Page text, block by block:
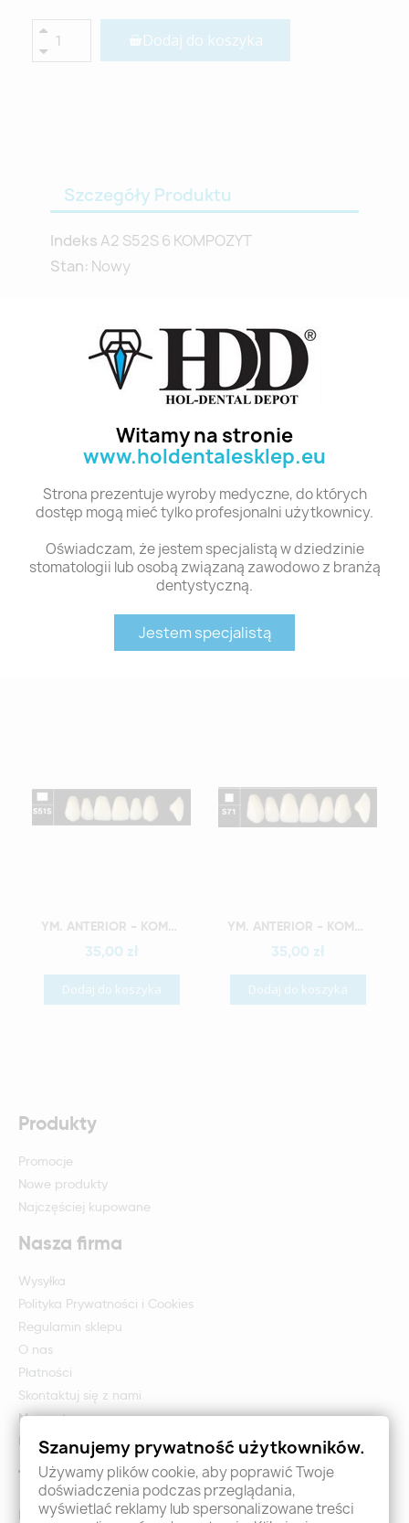
Witamy na stronie
www.holdentalesklep.eu
Strona prezentuje wyroby medyczne, do których
dostęp mogą mieć tylko profesjonalni użytkownicy.
Oświadczam, że jestem specjalistą w dziedzinie
stomatologii lub osobą związaną zawodowo z branżą
dentystyczną.
Jestem specjalistą
Dodaj do koszyka
Szczegóły Produktu
Indeks A2 S52S 6 KOMPOZYT
Stan: Nowy
Polecane produkty z tej kategorii
Szybki podgląd YM. ANTERIOR - KOMPOZYTOWE ZĘBY SZTUCZNE A2-C51
35,00 zł
Dodaj do koszyka
35,00 zł
Dodaj do koszyka
Szybki podgląd YM. ANTERIOR - KOMPOZYTOWE ZĘBY SZTUCZNE A2-S51S
35,00 zł
Dodaj do koszyka
Szybki podgląd YM. ANTERIOR - KOMPOZYTOWE ZĘBY SZTUCZNE A2-S71
35,00 zł
Dodaj do koszyka
Produkty
Promocje
Nowe produkty
Najczęściej kupowane
Nasza firma
Wysyłka
Polityka Prywatności i Cookies
Regulamin sklepu
O nas
Płatności
Skontaktuj się z nami
Mapa strony
Formularz zwrotu i reklamacji
Twoje konto
Logowanie
Szanujemy prywatność użytkowników.
Używamy plików cookie, aby poprawić Twoje
doświadczenia podczas przeglądania,
wyświetlać reklamy lub spersonalizowane treści